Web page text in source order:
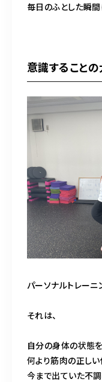
毎日のふとした瞬間
意識すること
パーソナルトレーニ
それは、
自分の身体の状態を
何より筋肉の正しい
今まで出ていた不調